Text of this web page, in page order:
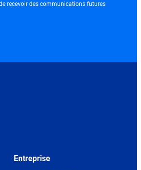
recevoir des communications futures
Entreprise